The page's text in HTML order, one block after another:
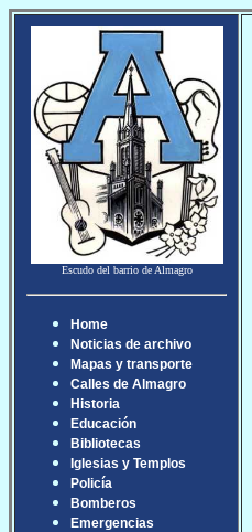
Escudo del barrio de Almagro
Home
Noticias de archivo
Mapas y transporte
Calles de Almagro
Historia
Educación
Bibliotecas
Iglesias y Templos
Policía
Bomberos
Emergencias